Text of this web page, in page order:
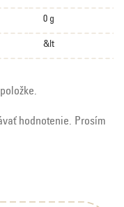
0 g
&lt
hodnotenie. Prosím